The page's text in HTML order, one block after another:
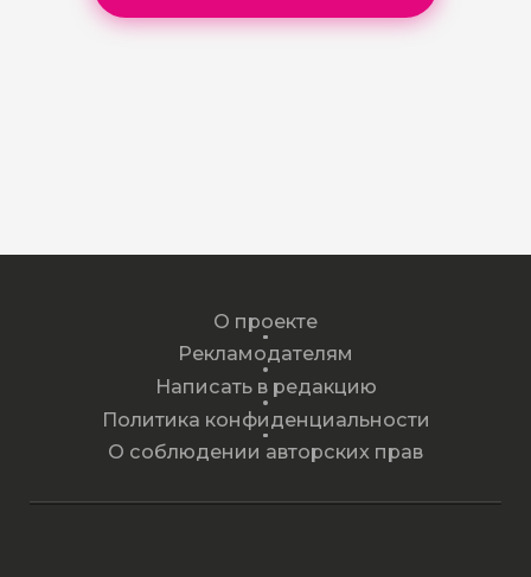
О проекте
Рекламодателям
Написать в редакцию
Политика конфиденциальности
О соблюдении авторских прав